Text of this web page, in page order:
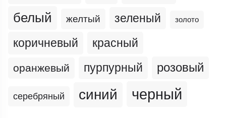
белый желтый зеленый золото
коричневый красный
оранжевый пурпурный розовый
серебряный синий черный